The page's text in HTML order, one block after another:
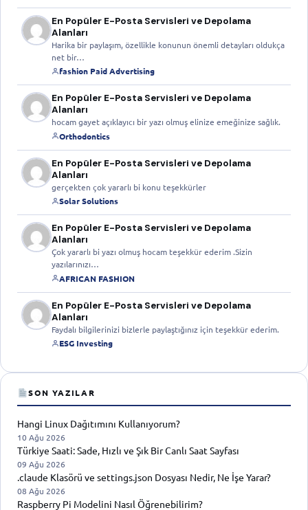
En Popüler E-Posta Servisleri ve Depolama
Alanları
Harika bir paylaşım, özellikle konunun önemli detayları oldukça
net bir…
fashion Paid Advertising
En Popüler E-Posta Servisleri ve Depolama
Alanları
hocam gayet açıklayıcı bir yazı olmuş elinize emeğinize sağlık.
Orthodontics
En Popüler E-Posta Servisleri ve Depolama
Alanları
gerçekten çok yararlı bi konu teşekkürler
Solar Solutions
En Popüler E-Posta Servisleri ve Depolama
Alanları
Çok yararlı bi yazı olmuş hocam teşekkür ederim .Sizin
yazılarınızı…
AFRICAN FASHION
En Popüler E-Posta Servisleri ve Depolama
Alanları
Faydalı bilgilerinizi bizlerle paylaştığınız için teşekkür ederim.
ESG Investing
SON YAZILAR
Hangi Linux Dağıtımını Kullanıyorum?
10 Ağu 2026
Türkiye Saati: Sade, Hızlı ve Şık Bir Canlı Saat Sayfası
09 Ağu 2026
.claude Klasörü ve settings.json Dosyası Nedir, Ne İşe Yarar?
08 Ağu 2026
Raspberry Pi Modelini Nasıl Öğrenebilirim?